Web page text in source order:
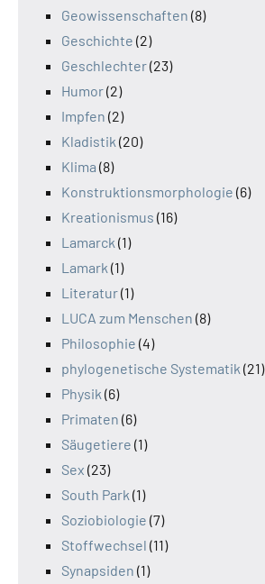
Geowissenschaften (8)
Geschichte (2)
Geschlechter(23)
Humor(2)
Impfen (2)
Kladistik (20)
Klima (8)
Konstruktionsmorphologie (6)
Kreationismus (16)
Lamarck (1)
Lamark (1)
Literatur(1)
LUCA zum Menschen (8)
Philosophie (4)
phylogenetische Systematik (21)
Physik (6)
Primaten (6)
Säugetiere (1)
Sex (23)
South Park (1)
Soziobiologie (7)
Stoffwechsel (11)
Synapsiden (1)